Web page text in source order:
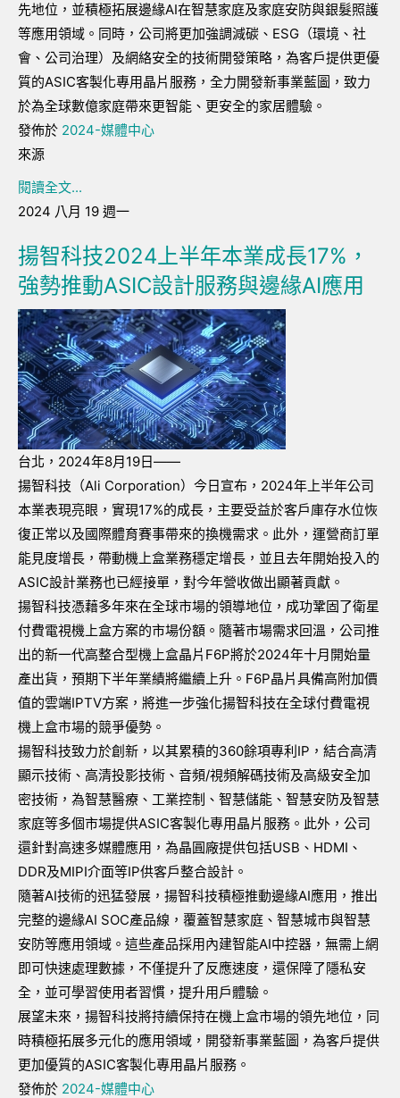
先地位，並積極拓展邊緣AI在智慧家庭及家庭安防與銀髮照護
等應用領域。同時，公司將更加強調減碳、 ESG （環境、社
會、公司治理）及網絡安全的技術開發策略，為客戶提供更優
質的ASIC客製化專用晶片服務，全力開發新事業藍圖，致力
於為全球數億家庭帶來更智能、更安全的家居體驗。
發佈於 2024-媒體中心
來源
閱讀全文...
2024 八月 19 週一
揚智科技2024上半年本業成長17%，
強勢推動ASIC設計服務與邊緣AI應用
台北， 2024年8月19日——
揚智科技（Ali Corporation）今日宣布， 2024年上半年公司
本業表現亮眼，實現17%的成長，主要受益於客戶庫存水位恢
復正常以及國際體育賽事帶來的換機需求。此外，運營商訂單
能見度增長，帶動機上盒業務穩定增長，並且去年開始投入的
ASIC設計業務也已經接單，對今年營收做出顯著貢獻。
揚智科技憑藉多年來在全球市場的領導地位，成功鞏固了衛星
付費電視機上盒方案的市場份額。隨著市場需求回溫，公司推
出的新一代高整合型機上盒晶片 F6P將於2024年十月開始量
產出貨，預期下半年業績將繼續上升。 F6P晶片具備高附加價
值的雲端IPTV方案，將進一步強化揚智科技在全球付費電視
機上盒市場的競爭優勢。
揚智科技致力於創新，以其累積的360餘項專利IP ，結合高清
顯示技術、高清投影技術、音頻/視頻解碼技術及高級安全加
密技術，為智慧醫療、工業控制、智慧儲能、智慧安防及智慧
家庭等多個市場提供ASIC客製化專用晶片服務。此外，公司
還針對高速多媒體應用，為晶圓廠提供包括USB 、 HDMI 、
DDR及MIPI介面等IP供客戶整合設計。
隨著AI技術的迅猛發展，揚智科技積極推動邊緣AI應用，推出
完整的邊緣AI SOC產品線，覆蓋智慧家庭、智慧城市與智慧
安防等應用領域。這些產品採用內建智能AI中控器，無需上網
即可快速處理數據，不僅提升了反應速度，還保障了隱私安
全，並可學習使用者習慣，提升用戶體驗。
展望未來，揚智科技將持續保持在機上盒市場的領先地位，同
時積極拓展多元化的應用領域，開發新事業藍圖，為客戶提供
更加優質的ASIC客製化專用晶片服務。
發佈於 2024-媒體中心